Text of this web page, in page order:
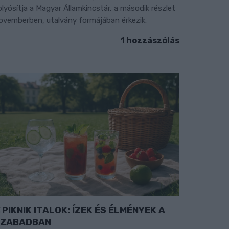
a Magyar Államkincstár, a második részlet
utalvány formájában érkezik.
1 hozzászólás
PIKNIK ITALOK: ÍZEK ÉS ÉLMÉNYEK A